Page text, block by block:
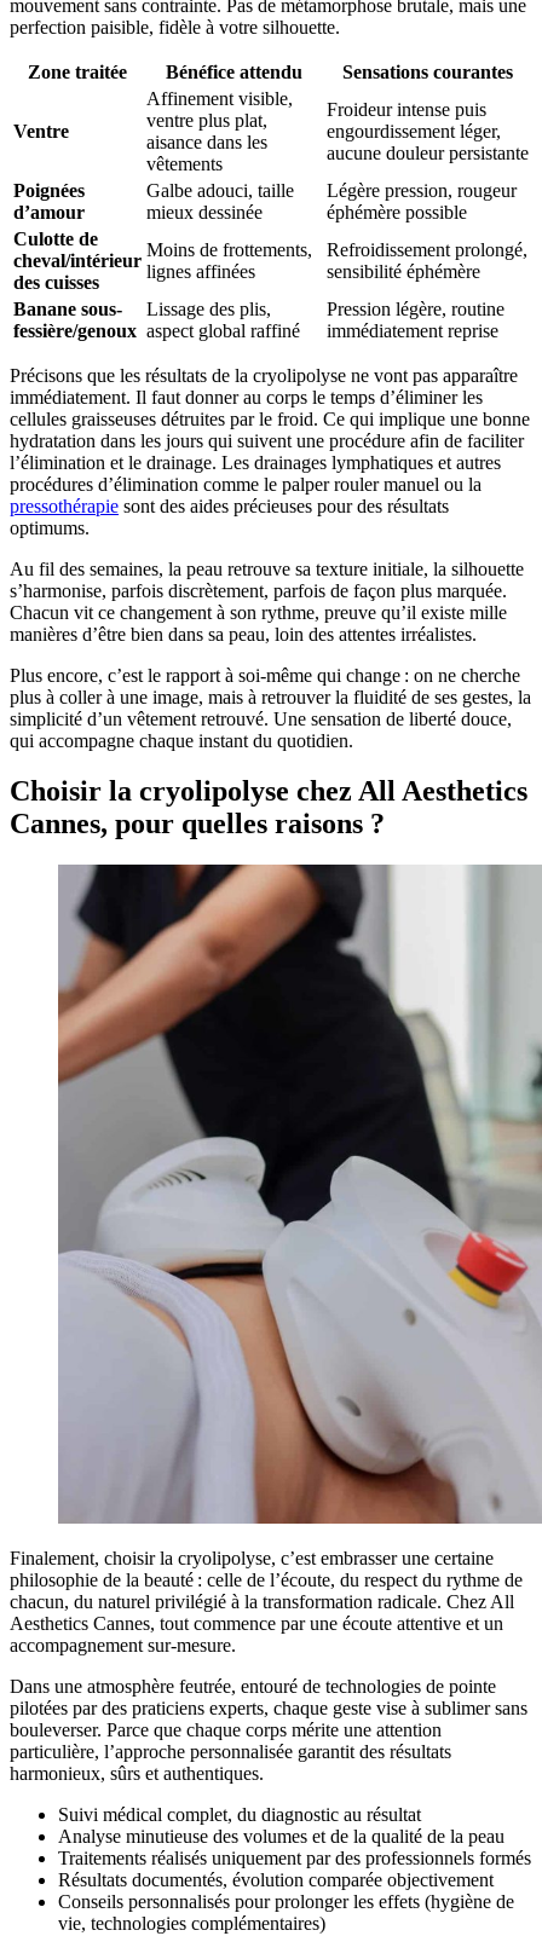
mouvement sans contrainte. Pas de métamorphose brutale, mais une
perfection paisible, fidèle à votre silhouette.
Zone traitée Bénéfice attendu Sensations courantes
Ventre
Affinement visible,
ventre plus plat,
aisance dans les
vêtements
Froideur intense puis
engourdissement léger,
aucune douleur persistante
Poignées
d’amour
Galbe adouci, taille
mieux dessinée
Légère pression, rougeur
éphémère possible
Culotte de
cheval/intérieur
des cuisses
Moins de frottements,
lignes affinées
Refroidissement prolongé,
sensibilité éphémère
Banane sous-
fessière/genoux
Lissage des plis,
aspect global raffiné
Pression légère, routine
immédiatement reprise
Précisons que les résultats de la cryolipolyse ne vont pas apparaître
immédiatement. Il faut donner au corps le temps d’éliminer les
cellules graisseuses détruites par le froid. Ce qui implique une bonne
hydratation dans les jours qui suivent une procédure afin de faciliter
l’élimination et le drainage. Les drainages lymphatiques et autres
procédures d’élimination comme le palperrouler manuel ou la
pressothérapie sont des aides précieuses pour des résultats
optimums.
Au fil des semaines, la peau retrouve sa texture initiale, la silhouette
s’harmonise, parfois discrètement, parfois de façon plus marquée.
Chacun vit ce changement à son rythme, preuve qu’il existe mille
manières d’être bien dans sa peau, loin des attentes irréalistes.
Plus encore, c’est le rapport à soi-même qui change : on ne cherche
plus à coller à une image, mais à retrouver la fluidité de ses gestes, la
simplicité d’un vêtement retrouvé. Une sensation de liberté douce,
qui accompagne chaque instant du quotidien.
Choisir la cryolipolyse chez All Aesthetics
Cannes, pour quelles raisons ?
Finalement, choisir la cryolipolyse, c’est embrasser une certaine
philosophie de la beauté : celle de l’écoute, du respect du rythme de
chacun, du naturel privilégié à la transformation radicale. Chez All
Aesthetics Cannes, tout commence par une écoute attentive et un
accompagnement sur-mesure.
Dans une atmosphère feutrée, entouré de technologies de pointe
pilotées par des praticiens experts, chaque geste vise à sublimer sans
bouleverser. Parce que chaque corps mérite une attention
particulière, l’approche personnalisée garantit des résultats
harmonieux, sûrs et authentiques.
Suivi médical complet, du diagnostic au résultat
Analyse minutieuse des volumes et de la qualité de la peau
Traitements réalisés uniquement par des professionnels formés
Résultats documentés, évolution comparée objectivement
Conseils personnalisés pour prolonger les effets (hygiène de
vie, technologies complémentaires)